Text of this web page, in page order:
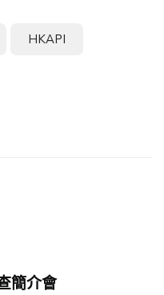
HKAPI
簡介會